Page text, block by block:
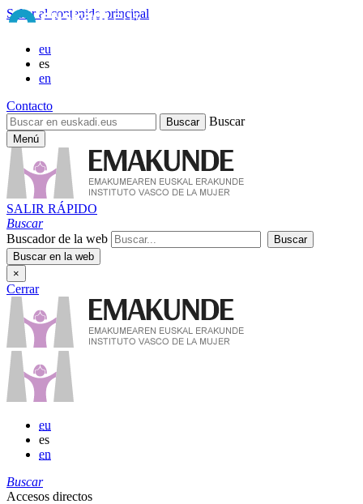
Saltar al contenido principal
eu
es
en
Contacto
Buscar
Menú
SALIR RÁPIDO
Buscar
Buscador de la web
×
Cerrar
eu
es
en
Buscar
Accesos directos